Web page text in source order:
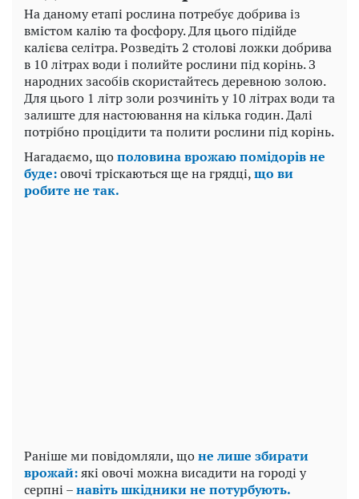
На даному етапі рослина потребує добрива із
вмістом калію та фосфору. Для цього підійде
калієва селітра. Розведіть 2 столові ложки добрива
в 10 літрах води і полийте рослини під корінь. З
народних засобів скористайтесь деревною золою.
Для цього 1 літр золи розчиніть у 10 літрах води та
залиште для настоювання на кілька годин. Далі
потрібно процідити та полити рослини під корінь.
Нагадаємо, щополовина врожаю помідорів не
буде:овочі тріскаються ще на грядці,що ви
робите не так.
Раніше ми повідомляли, щоне лише збирати
врожай:які овочі можна висадити на городі у
серпні –навіть шкідники не потурбують.